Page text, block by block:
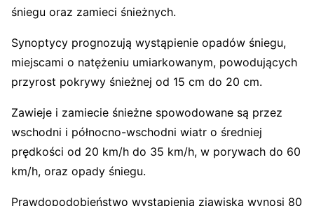
śniegu oraz zamieci śnieżnych.
Synoptycy prognozują wystąpienie opadów śniegu,
miejscami o natężeniu umiarkowanym, powodujących
przyrost pokrywy śnieżnej od 15 cm do 20 cm.
Zawieje i zamiecie śnieżne spowodowane są przez
wschodni i północno-wschodni wiatr o średniej
prędkości od 20 km/h do 35 km/h, w porywach do 60
km/h, oraz opady śniegu.
Prawdopodobieństwo wystąpienia zjawiska wynosi 80